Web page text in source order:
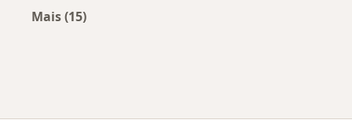
Mais (15)